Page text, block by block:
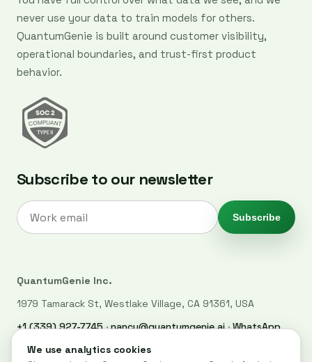
never use your data to train models for others.
QuantumGenie is built around customer visibility,
operational boundaries, and trust-first product
behavior.
Subscribe to our newsletter
Subscribe
QuantumGenie Inc.
1979 Tamarack St, Westlake Village, CA 91361, USA
+1 (339) 927-7745·nancy@quantumgenie.ai·WhatsApp
LinkedIn· Privacy Policy·Trust Center